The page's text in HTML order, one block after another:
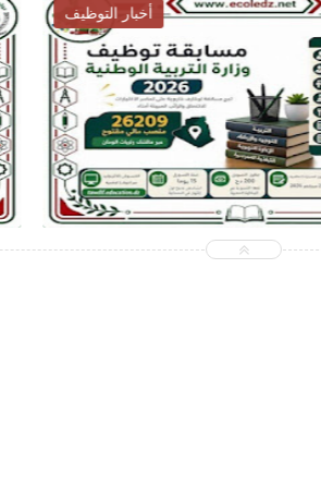
أخبار التوظيف